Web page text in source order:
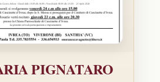
PIGNATARO